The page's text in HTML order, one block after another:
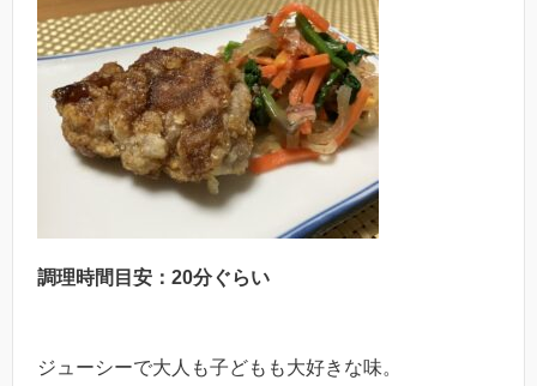
調理時間目安：20分ぐらい
ジューシーで大人も子どもも大好きな味。